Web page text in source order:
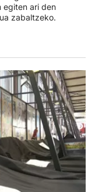
egiten ari den
zabaltzeko.